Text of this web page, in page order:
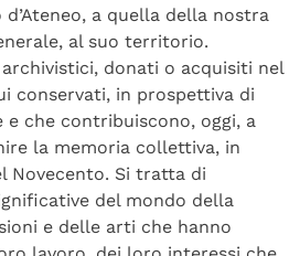
a quella della nostra
al suo territorio.
donati o acquisiti nel
conservati, in prospettiva di
e che contribuiscono, oggi, a
la memoria collettiva, in
Novecento. Si tratta di
del mondo della
e delle arti che hanno